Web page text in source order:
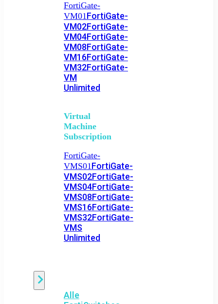
FortiGate-
VM01FortiGate-
VM02FortiGate-
VM04FortiGate-
VM08FortiGate-
VM16FortiGate-
VM32FortiGate-
VM
Unlimited
Virtual
Machine
Subscription
FortiGate-
VMS01FortiGate-
VMS02FortiGate-
VMS04FortiGate-
VMS08FortiGate-
VMS16FortiGate-
VMS32FortiGate-
VMS
Unlimited
Alle